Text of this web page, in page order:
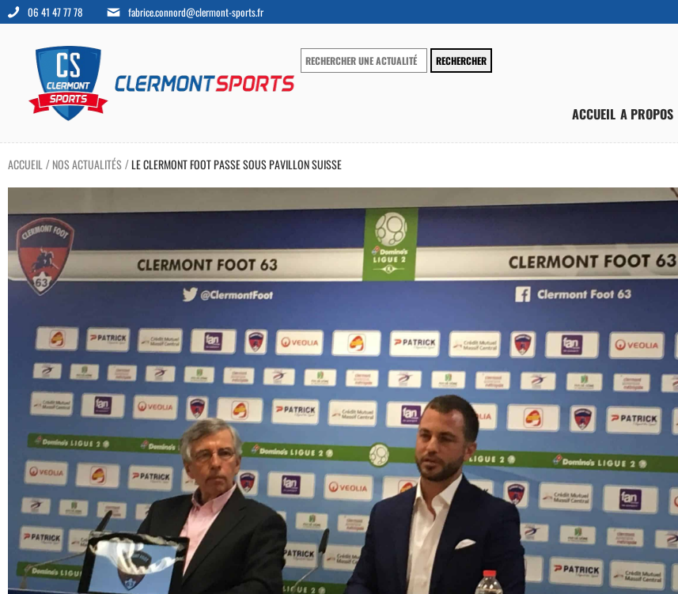
06 41 47 77 78 fabrice.connord@clermont-sports.fr
ACCUEIL A PROPOS
ACCUEIL / NOS ACTUALITÉS/LE CLERMONT FOOT PASSE SOUS PAVILLON SUISSE